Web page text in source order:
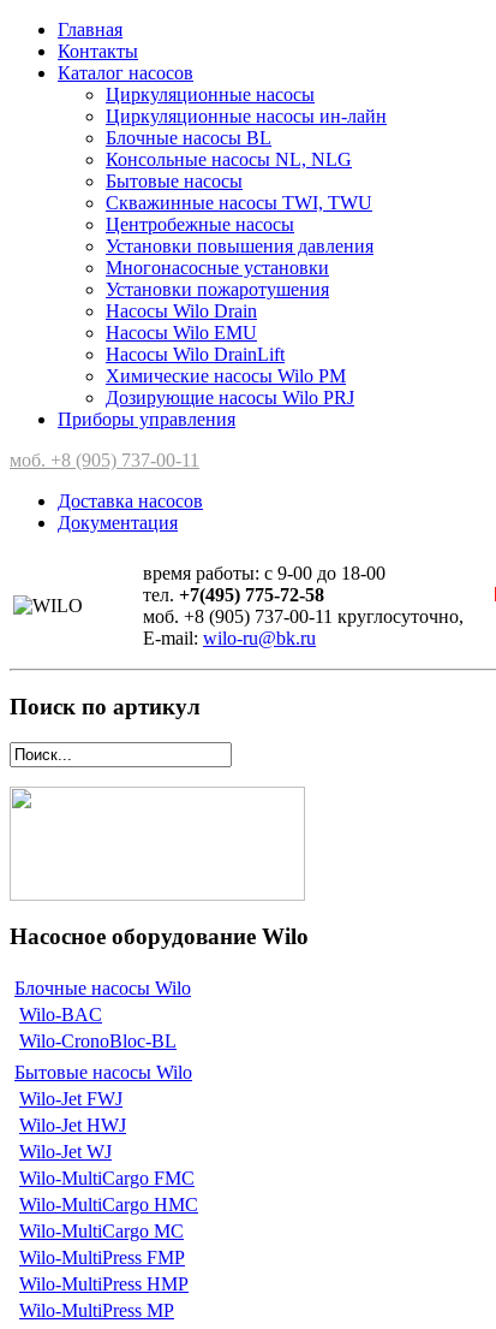
Главная
Контакты
Каталог насосов
Циркуляционные насосы
Циркуляционные насосы ин-лайн
Блочные насосы BL
Консольные насосы NL, NLG
Бытовые насосы
Скважинные насосы TWI, TWU
Центробежные насосы
Установки повышения давления
Многонасосные установки
Установки пожаротушения
Насосы Wilo Drain
Насосы Wilo EMU
Насосы Wilo DrainLift
Химические насосы Wilo PM
Дозирующие насосы Wilo PRJ
Приборы управления
моб. +8 (905) 737-00-11
Доставка насосов
Документация
время работы: с 9-00 до 18-00
тел. +7(495) 775-72-58
моб. +8 (905) 737-00-11 круглосуточно,
E-mail: wilo-ru@bk.ru
Поиск по артикул
Насосное оборудование Wilo
Блочные насосы Wilo
Wilo-BAC
Wilo-CronoBloc-BL
Бытовые насосы Wilo
Wilo-Jet FWJ
Wilo-Jet HWJ
Wilo-Jet WJ
Wilo-MultiCargo FMC
Wilo-MultiCargo HMC
Wilo-MultiCargo MC
Wilo-MultiPress FMP
Wilo-MultiPress HMP
Wilo-MultiPress MP